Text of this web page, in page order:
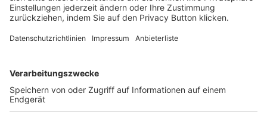
FOLGE DEM BFV
TOP-VEREINE